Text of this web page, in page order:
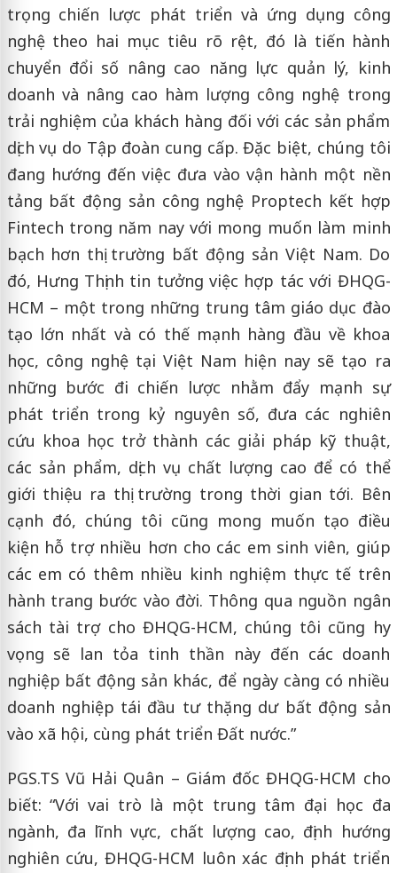
trọng chiến lược phát triển và ứng dụng công
nghệ theo hai mục tiêu rõ rệt, đó là tiến hành
chuyển đổi số nâng cao năng lực quản lý, kinh
doanh và nâng cao hàm lượng công nghệ trong
trải nghiệm của khách hàng đối với các sản phẩm
dịch vụ do Tập đoàn cung cấp. Đặc biệt, chúng tôi
đang hướng đến việc đưa vào vận hành một nền
tảng bất động sản công nghệ Proptech kết hợp
Fintech trong năm nay với mong muốn làm minh
bạch hơn thị trường bất động sản Việt Nam. Do
đó, Hưng Thịnh tin tưởng việc hợp tác với ĐHQG-
HCM – một trong những trung tâm giáo dục đào
tạo lớn nhất và có thế mạnh hàng đầu về khoa
học, công nghệ tại Việt Nam hiện nay sẽ tạo ra
những bước đi chiến lược nhằm đẩy mạnh sự
phát triển trong kỷ nguyên số, đưa các nghiên
cứu khoa học trở thành các giải pháp kỹ thuật,
các sản phẩm, dịch vụ chất lượng cao để có thể
giới thiệu ra thị trường trong thời gian tới. Bên
cạnh đó, chúng tôi cũng mong muốn tạo điều
kiện hỗ trợ nhiều hơn cho các em sinh viên, giúp
các em có thêm nhiều kinh nghiệm thực tế trên
hành trang bước vào đời. Thông qua nguồn ngân
sách tài trợ cho ĐHQG-HCM, chúng tôi cũng hy
vọng sẽ lan tỏa tinh thần này đến các doanh
nghiệp bất động sản khác, để ngày càng có nhiều
doanh nghiệp tái đầu tư thặng dư bất động sản
vào xã hội, cùng phát triển Đất nước.”
PGS.TS Vũ Hải Quân – Giám đốc ĐHQG-HCM cho
biết: “Với vai trò là một trung tâm đại học đa
ngành, đa lĩnh vực, chất lượng cao, định hướng
nghiên cứu, ĐHQG-HCM luôn xác định phát triển